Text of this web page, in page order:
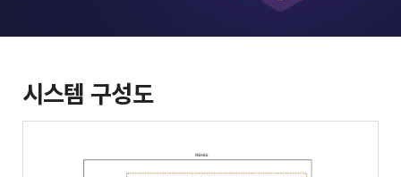
시스템 구성도